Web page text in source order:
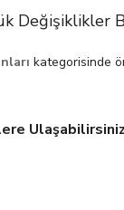
Değişiklikler
kategorisinde